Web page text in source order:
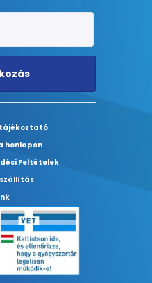
honlapon
Feltételek
szállítás